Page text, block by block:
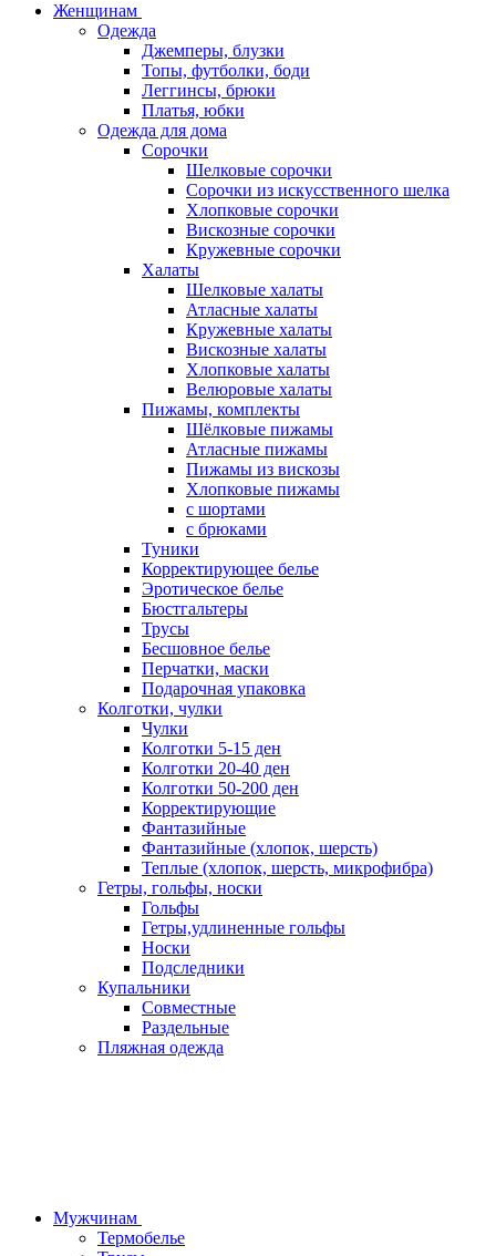
Женщинам
Одежда
Джемперы, блузки
Топы, футболки, боди
Леггинсы, брюки
Платья, юбки
Одежда для дома
Сорочки
Шелковые сорочки
Сорочки из искусственного шелка
Хлопковые сорочки
Вискозные сорочки
Кружевные сорочки
Халаты
Шелковые халаты
Атласные халаты
Кружевные халаты
Вискозные халаты
Хлопковые халаты
Велюровые халаты
Пижамы, комплекты
Шёлковые пижамы
Атласные пижамы
Пижамы из вискозы
Хлопковые пижамы
с шортами
с брюками
Туники
Корректирующее белье
Эротическое белье
Бюстгальтеры
Трусы
Бесшовное белье
Перчатки, маски
Подарочная упаковка
Колготки, чулки
Чулки
Колготки 5-15 ден
Колготки 20-40 ден
Колготки 50-200 ден
Корректирующие
Фантазийные
Фантазийные (хлопок, шерсть)
Теплые (хлопок, шерсть, микрофибра)
Гетры, гольфы, носки
Гольфы
Гетры,удлиненные гольфы
Носки
Подследники
Купальники
Совместные
Раздельные
Пляжная одежда
Мужчинам
Термобелье